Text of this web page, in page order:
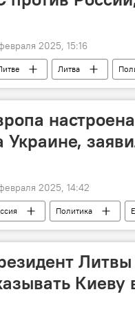
2025, 15:16
Литва
Украине,
2025, 14:42
Политика
против России на фоне